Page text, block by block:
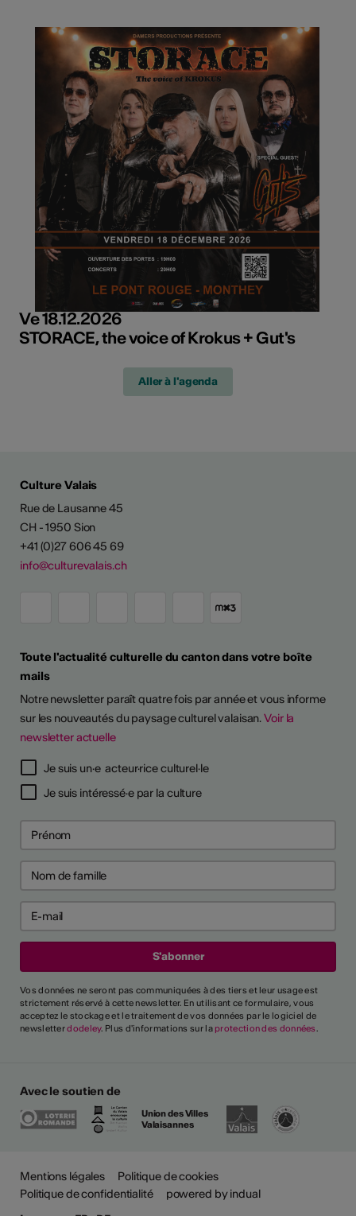
Ve 18.12.2026
STORACE, the voice of Krokus + Gut's
Aller à l'agenda
Culture Valais
Rue de Lausanne 45
CH - 1950 Sion
+41 (0)27 606 45 69
info@culturevalais.ch
Toute l'actualité culturelle du canton dans votre boîte
mails
Notre newsletter paraît quatre fois par année et vous informe
sur les nouveautés du paysage culturel valaisan.Voir la
newsletter actuelle
Je suis un·e acteur·rice culturel·le
Je suis intéressé·e par la culture
Vos données ne seront pas communiquées à des tiers et leur usage est
strictement réservé à cette newsletter. En utilisant ce formulaire, vous
acceptez le stockage et le traitement de vos données par le logiciel de
newsletterdodeley. Plus d'informations sur la protection des données.
Avec le soutien de
Union des Villes
Valaisannes
Mentions légales
Politique de cookies
Politique de confidentialité
powered by indual